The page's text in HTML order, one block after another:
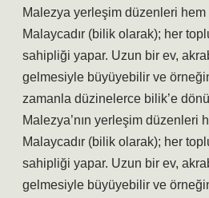
Malezya yerleşim düzenleri
Malaycadır (bilik olarak); her
sahipliği yapar. Uzun bir ev,
gelmesiyle büyüyebilir ve
zamanla düzinelerce bilik’e
Malezya’nın yerleşim düzenleri
Malaycadır (bilik olarak); her
sahipliği yapar. Uzun bir ev,
gelmesiyle büyüyebilir ve